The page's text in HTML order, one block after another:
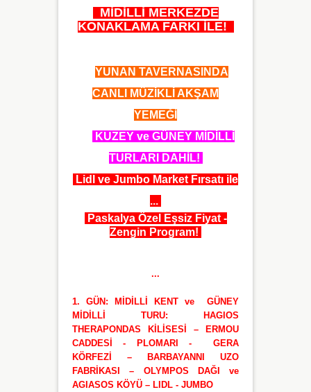
MİDİLLİ MERKEZDE
KONAKLAMA FARKI İLE!
YUNAN TAVERNASINDA
CANLI MÜZİKLİ AKŞAM
YEMEĞİ
KUZEY ve GÜNEY MİDİLLİ
TURLARI DAHİL!
Lidl ve Jumbo Market Fırsatı ile
...
Paskalya Özel Eşsiz Fiyat -
Zengin Program!
...
1. GÜN: MİDİLLİ KENT ve GÜNEY
MİDİLLİ TURU: HAGIOS
THERAPONDAS KİLİSESİ – ERMOU
CADDESİ -
PLOMARI - GERA
KÖRFEZİ – BARBAYANNI UZO
FABRİKASI – OLYMPOS DAĞI ve
AGIASOS KÖYÜ – LIDL - JUMBO